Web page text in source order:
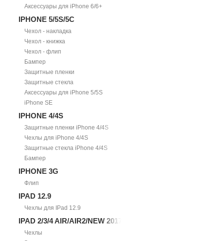
Аксессуары для iPhone 6/6+
IPHONE 5/5S/5С
Чехол - накладка
Чехол - книжка
Чехол - флип
Бампер
Защитные пленки
Защитные стекла
Аксессуары для iPhone 5/5S
iPhone SE
IPHONE 4/4S
Защитные пленки iPhone 4/4S
Чехлы для iPhone 4/4S
Защитные стекла iPhone 4/4S
Бампер
IPHONE 3G
Флип
IPAD 12.9
Чехлы для IPad 12.9
IPAD 2/3/4 AIR/AIR2/NEW 2017
Чехлы